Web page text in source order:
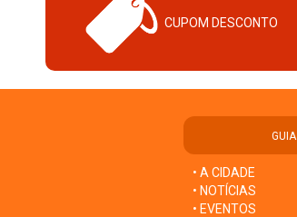
CUPOM DESCONTO
GUIA
• A CIDADE
• NOTÍCIAS
• EVENTOS